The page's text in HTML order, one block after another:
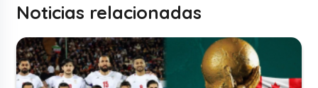
Noticias relacionadas